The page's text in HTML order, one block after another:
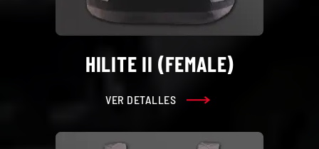
HILITE II (FEMALE)
VER DETALLES